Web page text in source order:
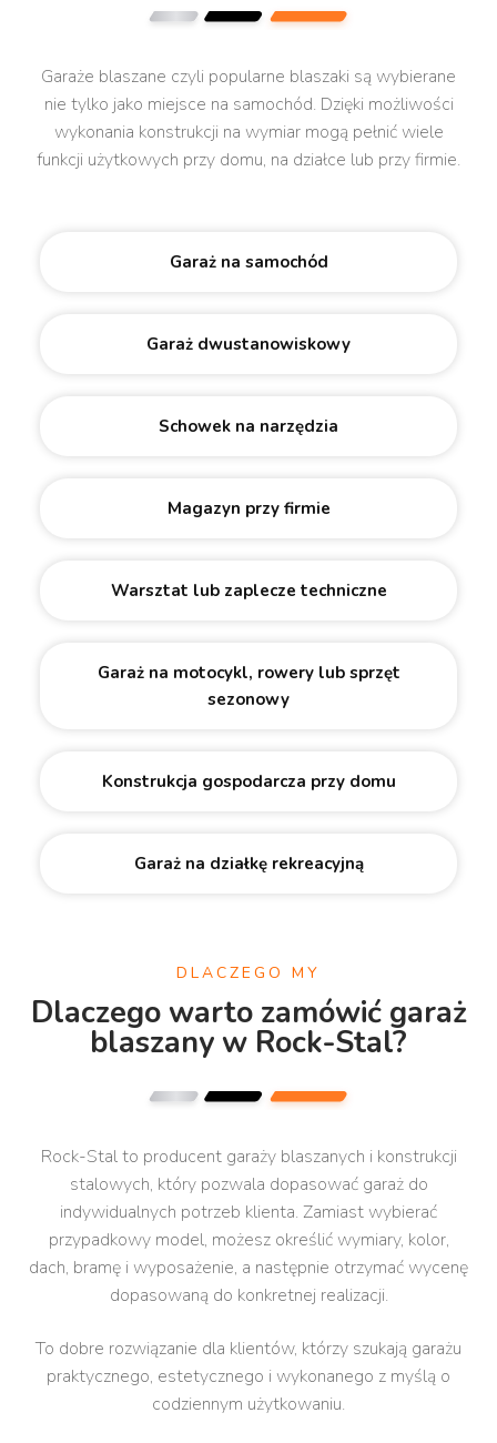
Garaże blaszane czyli popularne blaszaki są wybierane
nie tylko jako miejsce na samochód. Dzięki możliwości
wykonania konstrukcji na wymiar mogą pełnić wiele
funkcji użytkowych przy domu, na działce lub przy firmie.
Garaż na samochód
Garaż dwustanowiskowy
Schowek na narzędzia
Magazyn przy firmie
Warsztat lub zaplecze techniczne
Garaż na motocykl, rowery lub sprzęt
sezonowy
Konstrukcja gospodarcza przy domu
Garaż na działkę rekreacyjną
DLACZEGO MY
Dlaczego warto zamówić garaż
blaszany w Rock-Stal?
Rock-Stal to producent garaży blaszanych i konstrukcji
stalowych, który pozwala dopasować garaż do
indywidualnych potrzeb klienta. Zamiast wybierać
przypadkowy model, możesz określić wymiary, kolor,
dach, bramę i wyposażenie, a następnie otrzymać wycenę
dopasowaną do konkretnej realizacji.
To dobre rozwiązanie dla klientów, którzy szukają garażu
praktycznego, estetycznego i wykonanego z myślą o
codziennym użytkowaniu.